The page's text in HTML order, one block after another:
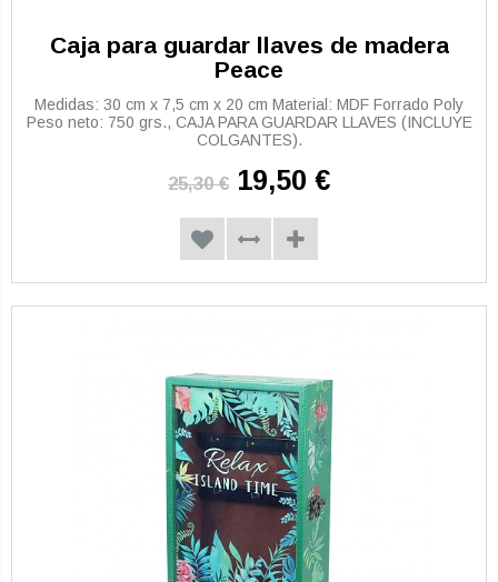
Caja para guardar llaves de madera
Peace
Medidas: 30 cm x 7,5 cm x 20 cm Material: MDF Forrado Poly
Peso neto: 750 grs., CAJA PARA GUARDAR LLAVES (INCLUYE
COLGANTES).
25,30 € 19,50 €